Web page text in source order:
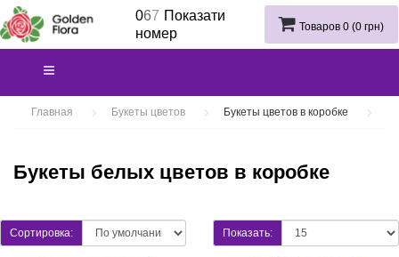
067 Показати
номер
Товаров 0 (0 грн)
Главная Букеты цветов Букеты цветов в коробке
Букеты белых цветов в коробке
Сортировка: Показать: